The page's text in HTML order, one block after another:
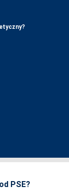
PSE?